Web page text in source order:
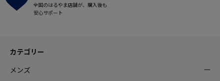
全国のはるやま店舗が、購入後も
安心サポート
カテゴリー
メンズ